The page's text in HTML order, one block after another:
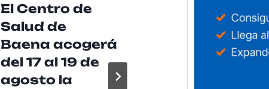
El Centro de
Salud de
Baena acogerá
del 17 al 19 de
agosto la
recuerda
buenas
prácticas